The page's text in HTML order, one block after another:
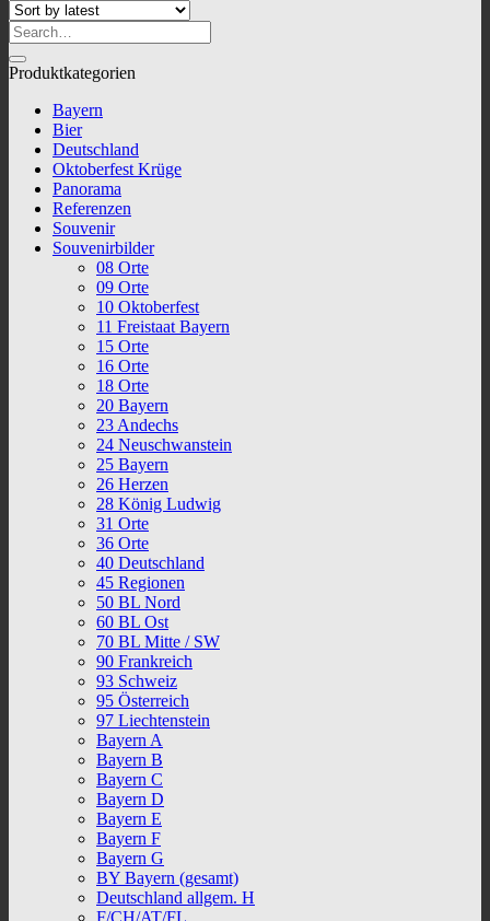
latest
Search
for:
Produktkategorien
Bayern
Bier
Deutschland
Oktoberfest Krüge
Panorama
Referenzen
Souvenir
Souvenirbilder
08 Orte
09 Orte
10 Oktoberfest
11 Freistaat Bayern
15 Orte
16 Orte
18 Orte
20 Bayern
23 Andechs
24 Neuschwanstein
25 Bayern
26 Herzen
28 König Ludwig
31 Orte
36 Orte
40 Deutschland
45 Regionen
50 BL Nord
60 BL Ost
70 BL Mitte / SW
90 Frankreich
93 Schweiz
95 Österreich
97 Liechtenstein
Bayern A
Bayern B
Bayern C
Bayern D
Bayern E
Bayern F
Bayern G
BY Bayern (gesamt)
Deutschland allgem. H
F/CH/AT/FL